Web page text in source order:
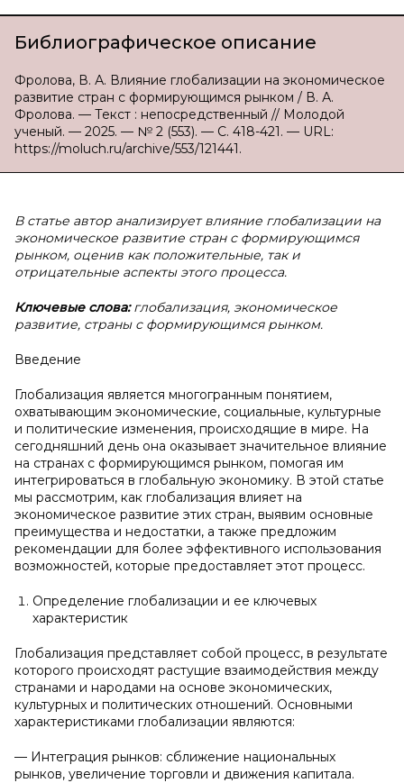
Библиографическое описание
Фролова, В. А. Влияние глобализации на экономическое
развитие стран с формирующимся рынком / В. А.
Фролова. — Текст : непосредственный // Молодой
ученый. — 2025. — № 2 (553). — С. 418-421. — URL:
https://moluch.ru/archive/553/121441.
В статье автор анализирует влияние глобализации на
экономическое развитие стран с формирующимся
рынком, оценив как положительные, так и
отрицательные аспекты этого процесса.
Ключевые слова:глобализация, экономическое
развитие, страны с формирующимся рынком.
Введение
Глобализация является многогранным понятием,
охватывающим экономические, социальные, культурные
и политические изменения, происходящие в мире. На
сегодняшний день она оказывает значительное влияние
на странах с формирующимся рынком, помогая им
интегрироваться в глобальную экономику. В этой статье
мы рассмотрим, как глобализация влияет на
экономическое развитие этих стран, выявим основные
преимущества и недостатки, а также предложим
рекомендации для более эффективного использования
возможностей, которые предоставляет этот процесс.
Определение глобализации и ее ключевых
характеристик
Глобализация представляет собой процесс, в результате
которого происходят растущие взаимодействия между
странами и народами на основе экономических,
культурных и политических отношений. Основными
характеристиками глобализации являются:
— Интеграция рынков: сближение национальных
рынков, увеличение торговли и движения капитала.